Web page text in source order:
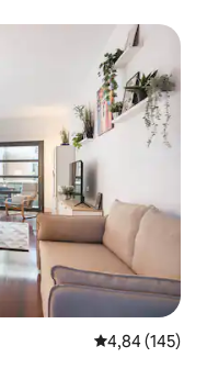
Середня
4,84 (145)